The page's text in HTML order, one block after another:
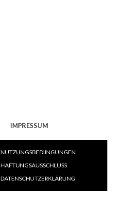
IMPRESSUM
NUTZUNGSBEDIINGUNGEN
HAFTUNGSAUSSCHLUSS
DATENSCHUTZERKLÄRUNG